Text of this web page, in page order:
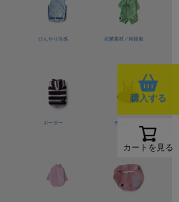
購入する
カートを見る
ひんやり冷感 抗菌素材／術後服
ボーダー チェック